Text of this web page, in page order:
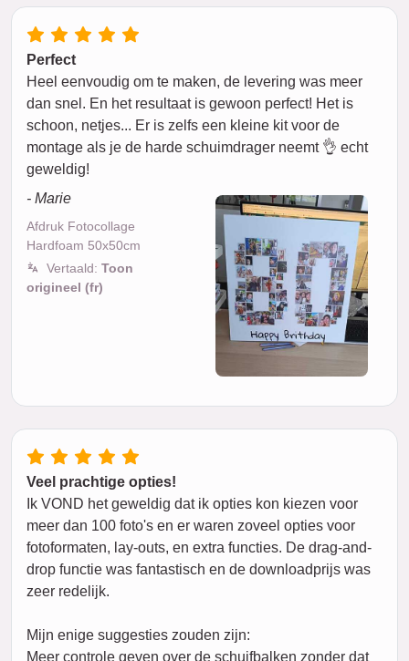
Perfect
Heel eenvoudig om te maken, de levering was meer
dan snel. En het resultaat is gewoon perfect! Het is
schoon, netjes... Er is zelfs een kleine kit voor de
montage als je de harde schuimdrager neemt 👌 echt
geweldig!
- Marie
Afdruk Fotocollage
Hardfoam 50x50cm
Vertaald: Toon
origineel (fr)
Veel prachtige opties!
Ik VOND het geweldig dat ik opties kon kiezen voor
meer dan 100 foto's en er waren zoveel opties voor
fotoformaten, lay-outs, en extra functies. De drag-and-
drop functie was fantastisch en de downloadprijs was
zeer redelijk.
Mijn enige suggesties zouden zijn:
Meer controle geven over de schuifbalken zonder dat